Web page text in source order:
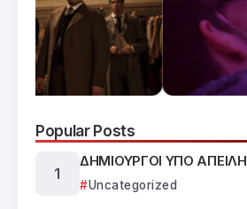
Popular Posts
ΔΗΜΙΟΥΡΓΟΙ ΥΠΟ ΑΠΕΙΛΗ
Uncategorized